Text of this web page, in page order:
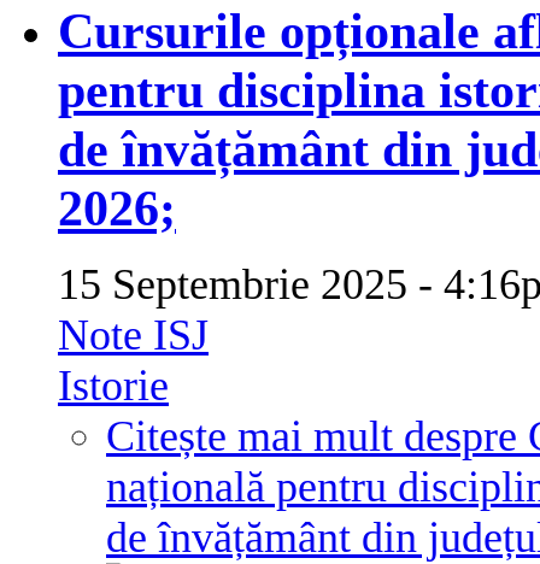
Cursurile opționale
pentru disciplina
de învățământ din
2026;
15 Septembrie 2025 -
Note ISJ
Istorie
Citește mai mult despre
națională pentru
de învățământ din